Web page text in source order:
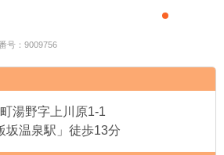
号：9009756
湯野字上川原1-1
坂温泉駅」徒歩13分